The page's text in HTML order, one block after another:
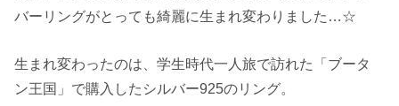
バーリングがとっても綺麗に生まれ変わりました…☆
生まれ変わったのは、学生時代一人旅で訪れた「ブータ
ン王国」で購入したシルバー925のリング。